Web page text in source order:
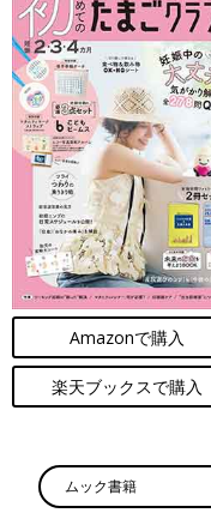
Amazonで購入
楽天ブックスで購入
ムック書籍